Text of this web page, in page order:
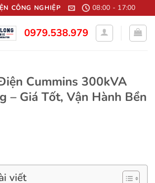
CÔNG NGHIỆP 08:00 - 17:00
0979.538.979
Cummins 300kVA
– Giá Tốt, Vận Hành Bền
viết